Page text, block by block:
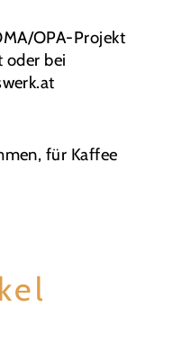
OPA-Projekt
oder bei
für Kaffee